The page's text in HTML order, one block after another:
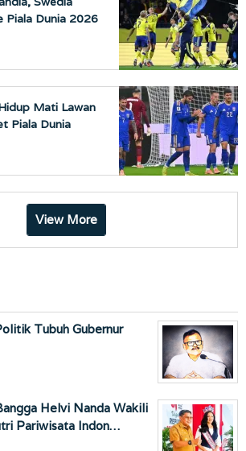
Piala Dunia 2026
Mati Lawan
Piala Dunia
View More
Tubuh Gubernur
Helvi Nanda Wakili
Pariwisata Indon…